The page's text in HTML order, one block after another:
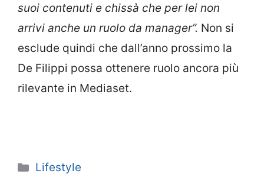
suoi contenuti e chissà che per lei non
arrivi anche un ruolo da manager”. Non si
esclude quindi che dall’anno prossimo la
De Filippi possa ottenere ruolo ancora più
rilevante in Mediaset.
Categorie
Lifestyle